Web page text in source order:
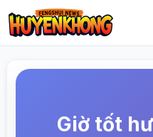
Giờ tốt